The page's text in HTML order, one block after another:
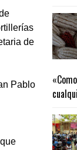
de
Pablo